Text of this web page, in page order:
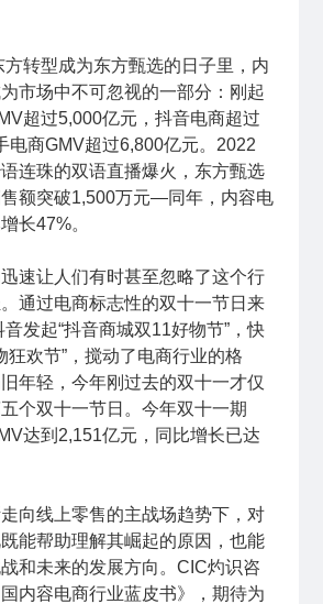
转型成为东方甄选的日子里，内
市场中不可忽视的一部分：刚起
超过5,000亿元，抖音电商超过
电商GMV超过6,800亿元。2022
连珠的双语直播爆火，东方甄选
额突破1,500万元—同年，内容电
长47%。
速让人们有时甚至忽略了这个行
通过电商标志性的双十一节日来
发起“抖音商城双11好物节”，快
狂欢节”，搅动了电商行业的格
年轻，今年刚过去的双十一才仅
个双十一节日。今年双十一期
达到2,151亿元，同比增长已达
向线上零售的主战场趋势下，对
能帮助理解其崛起的原因，也能
和未来的发展方向。CIC灼识咨
内容电商行业蓝皮书》，期待为